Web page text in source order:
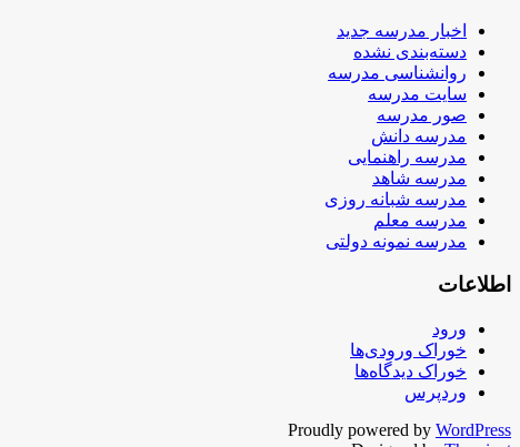
اخبار مدرسه جدید
دسته‌بندی نشده
روانشناسی مدرسه
سایت مدرسه
صور مدرسه
مدرسه دانش
مدرسه راهنمایی
مدرسه شاهد
مدرسه شبانه روزی
مدرسه معلم
مدرسه نمونه دولتی
اطلاعات
ورود
خوراک ورودی‌ها
خوراک دیدگاه‌ها
وردپرس
Proudly powered by WordPress